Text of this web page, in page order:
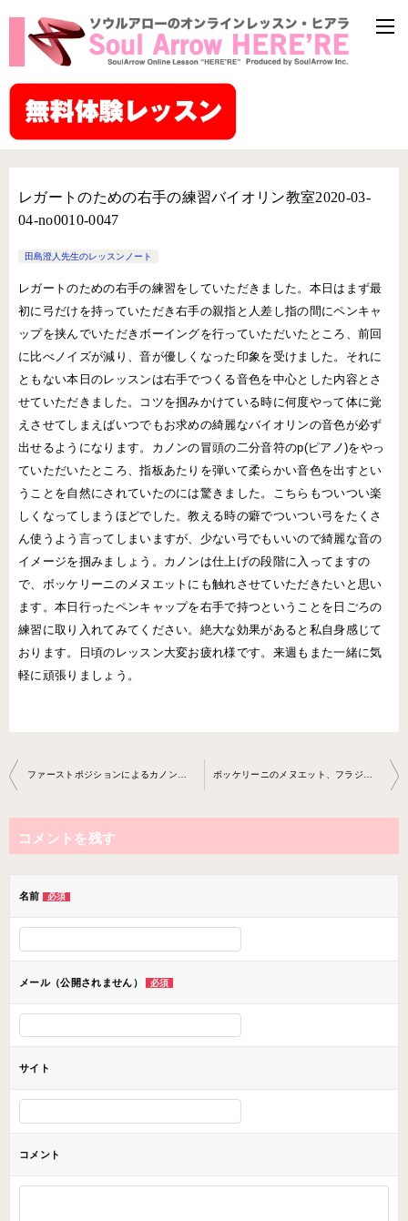
レガートのための右手の練習バイオリン教室2020-03-
04-no0010-0047
田島澄人先生のレッスンノート
レガートのための右手の練習をしていただきました。本日はまず最
初に弓だけを持っていただき右手の親指と人差し指の間にペンキャ
ップを挟んでいただきボーイングを行っていただいたところ、前回
に比べノイズが減り、音が優しくなった印象を受けました。それに
ともない本日のレッスンは右手でつくる音色を中心とした内容とさ
せていただきました。コツを掴みかけている時に何度やって体に覚
えさせてしまえばいつでもお求めの綺麗なバイオリンの音色が必ず
出せるようになります。カノンの冒頭の二分音符のp(ピアノ)をやっ
ていただいたところ、指板あたりを弾いて柔らかい音色を出すとい
うことを自然にされていたのには驚きました。こちらもついつい楽
しくなってしまうほどでした。教える時の癖でついつい弓をたくさ
ん使うよう言ってしまいますが、少ない弓でもいいので綺麗な音の
イメージを掴みましょう。カノンは仕上げの段階に入ってますの
で、ボッケリーニのメヌエットにも触れさせていただきたいと思い
ます。本日行ったペンキャップを右手で持つということを日ごろの
練習に取り入れてみてください。絶大な効果があると私自身感じて
おります。日頃のレッスン大変お疲れ様です。来週もまた一緒に気
軽に頑張りましょう。
投
稿
ナ
ビ
ョ
ン
ファーストポジションによるカノンのハイライトフレーズの練習 バイオリン教室2020-02-26-no0010-0047 ボッケリーニのメヌエット、フラジオレット、カノンの仕上げ、 の練習バイオリン教室2020-03-11-no0010-0047
コメントを残す
名前 必須
メール（公開されません） 必須
サイト
コメント